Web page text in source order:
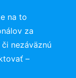
na to
za
nezáväznú
–